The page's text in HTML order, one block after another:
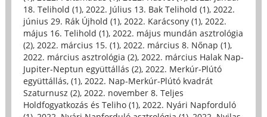
18. Telihold (1), 2022. Július 13. Bak Telihold (1), 2022.
június 29. Rák Újhold (1), 2022. Karácsony (1), 2022.
május 16. Telihold (1), 2022. május mundán asztrológia
(2), 2022. március 15. (1), 2022. március 8. Nőnap (1),
2022. március asztrológia (2), 2022. március Halak Nap-
Jupiter-Neptun együttállás (2), 2022. Merkúr-Plútó
együttállás, (1), 2022. Nap-Merkúr-Plútó kvadrát
Szaturnusz (2), 2022. november 8. Teljes
Holdfogyatkozás és Teliho (1), 2022. Nyári Napforduló